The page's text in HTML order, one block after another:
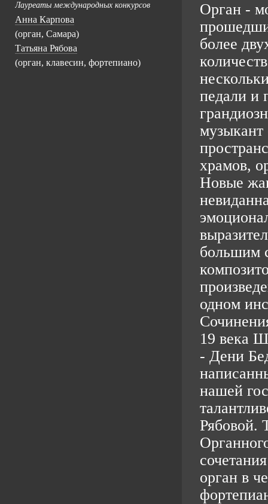
Лауреаты международных конкурсов
Анна Карпова
(орган, Самара)
Татьяна Рябова
(орган, клавесин, фортепиано)
Орган -
более
педали и
музыкант
храмов,
Новые
большим
одном
19 века
- Дени
нашей
Рябовой.
орган в